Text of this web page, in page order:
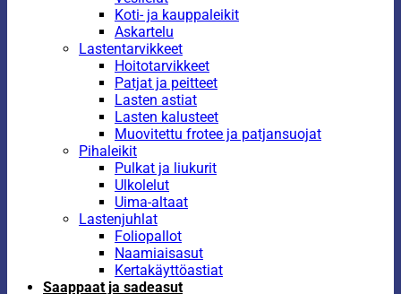
Koti- ja kauppaleikit
Askartelu
Lastentarvikkeet
Hoitotarvikkeet
Patjat ja peitteet
Lasten astiat
Lasten kalusteet
Muovitettu frotee ja patjansuojat
Pihaleikit
Pulkat ja liukurit
Ulkolelut
Uima-altaat
Lastenjuhlat
Foliopallot
Naamiaisasut
Kertakäyttöastiat
Saappaat ja sadeasut